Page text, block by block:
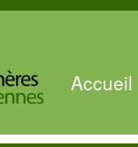
Accueil